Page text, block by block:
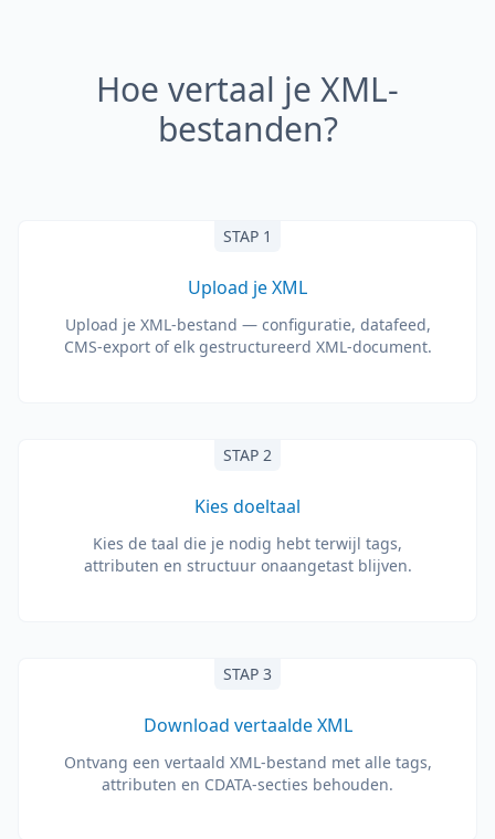
Hoe vertaal je XML-
bestanden?
STAP 1
Upload je XML
Upload je XML-bestand — configuratie, datafeed,
CMS-export of elk gestructureerd XML-document.
STAP 2
Kies doeltaal
Kies de taal die je nodig hebt terwijl tags,
attributen en structuur onaangetast blijven.
STAP 3
Download vertaalde XML
Ontvang een vertaald XML-bestand met alle tags,
attributen en CDATA-secties behouden.